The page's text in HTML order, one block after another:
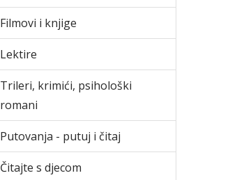
Filmovi i knjige
Lektire
Trileri, krimići, psihološki
romani
Putovanja - putuj i čitaj
Čitajte s djecom